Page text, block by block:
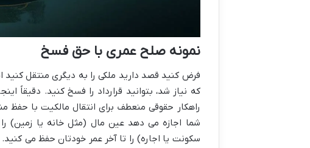
نمونه صلح عمری با حق فسخ
فرض کنید قصد دارید ملکی را به دیگری منتقل کنید
که نیاز شد، بتوانید قرارداد را فسخ کنید. دقیقاً
راهکار حقوقی منعطف برای انتقال مالکیت با
شما اجازه می دهد عین مال (مثل خانه یا زمین)
سکونت یا اجاره) را تا آخر عمر خودتان حفظ می